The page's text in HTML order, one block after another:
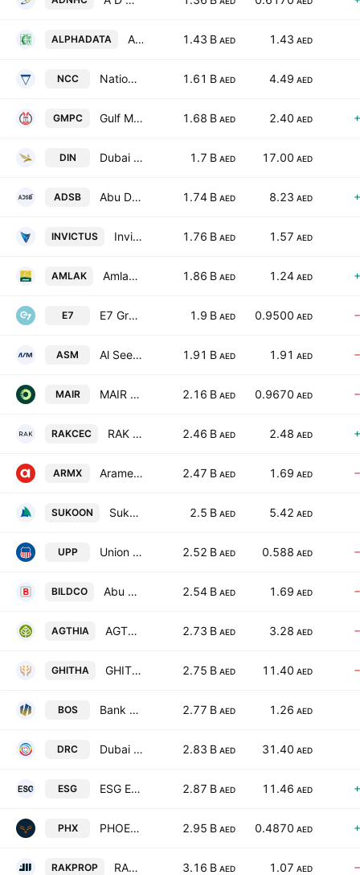
ALPHADATA Alpha Data PJSC 1.43 B AED 1.43 AED
NCC National Cement Company PSC 1.61 B AED 4.49 AED
GMPC Gulf Medical Projects Company 1.68 B AED 2.40 AED
DIN Dubai Insurance CompanyPSC 1.7 B AED 17.00 AED
ADSB Abu Dhabi Ship Building Co. 1.74 B AED 8.23 AED
INVICTUS Invictus Investment Company PLC 1.76 B AED 1.57 AED
AMLAK Amlak Finance PJSC 1.86 B AED 1.24 AED
E7 E7 Group PJSC 1.9 B AED 0.9500 AED
ASM Al Seer Marine Supplies & Equipment Company P.J.S.C 1.91 B AED 1.91 AED
MAIR MAIR GROUP - P.J.S.C. 2.16 B AED 0.9670 AED
RAKCEC RAK Ceramics PJSC 2.46 B AED 2.48 AED
ARMX Aramex PJSC 2.47 B AED 1.69 AED
SUKOON Sukoon Insurance PJSC 2.5 B AED 5.42 AED
UPP Union Properties (P.J.S.C) 2.52 B AED 0.588 AED
BILDCO Abu Dhabi National Co. for Building Materials 2.54 B AED 1.69 AED
AGTHIA AGTHIA Group 2.73 B AED 3.28 AED
GHITHA GHITHA HOLDING P.J.S.C. 2.75 B AED 11.40 AED
BOS Bank of Sharjah 2.77 B AED 1.26 AED
DRC Dubai Refreshment Company P.J.S.C 2.83 B AED 31.40 AED
ESG ESG EMIRATES STALLIONS GROUP P.J.S.C 2.87 B AED 11.46 AED
PHX PHOENIX GROUP PLC 2.95 B AED 0.4870 AED
RAKPROP RAK Properties 3.16 B AED 1.07 AED